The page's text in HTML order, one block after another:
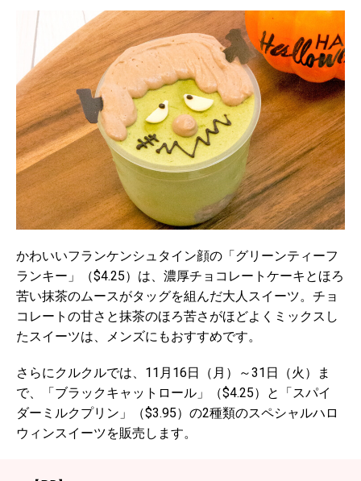
かわいいフランケンシュタイン顔の「グリーンティーフ
ランキー」（$4.25）は、濃厚チョコレートケーキとほろ
苦い抹茶のムースがタッグを組んだ大人スイーツ。チョ
コレートの甘さと抹茶のほろ苦さがほどよくミックスし
たスイーツは、メンズにもおすすめです。
さらにクルクルでは、11月16日（月）～31日（火）ま
で、「ブラックキャットロール」（$4.25）と「スパイ
ダーミルクプリン」（$3.95）の2種類のスペシャルハロ
ウィンスイーツを販売します。